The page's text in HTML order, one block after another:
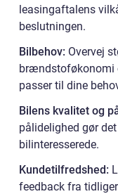
leasingaftalens
beslutningen.
Bilbehov: Overvej
brændstoføkonomi
passer til dine
Bilens kvalitet og
pålidelighed gør
bilinteresserede.
Kundetilfredshed:
feedback fra